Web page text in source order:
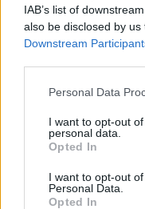
IAB’s list of
also be disclosed by
Downstream
Personal Data
I want to opt-out
personal data.
Opted In
I want to opt-out
Personal Data.
Opted In
Komentaras
Sutinku sutaisyklėmis